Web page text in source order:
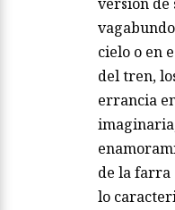
cielo o en
del tren,
errancia
de la farra
lo